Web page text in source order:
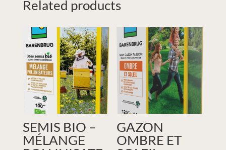
Related products
SEMIS BIO –
MÉLANGE
GAZON
OMBRE ET